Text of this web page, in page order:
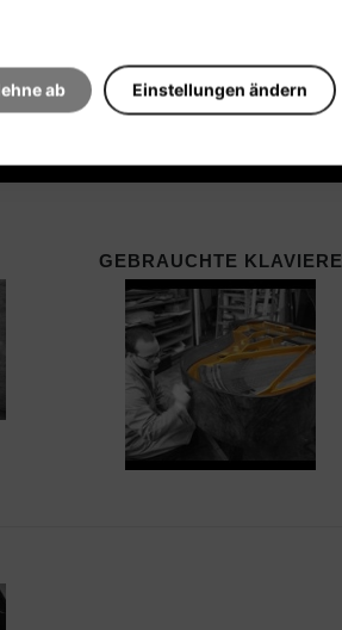
ab Einstellungen ändern
GEBRAUCHTE KLAVIERE